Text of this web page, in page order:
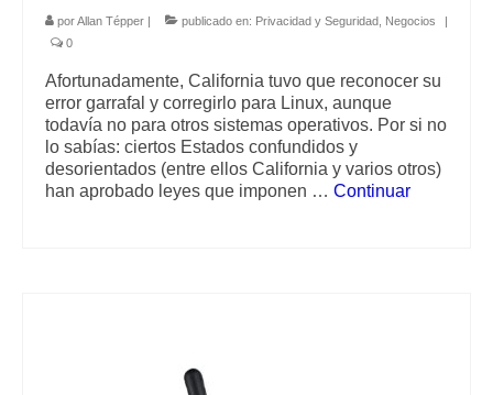
porAllan Tépper publicado en: Privacidad y Seguridad Negocios
0
Afortunadamente, California tuvo que reconocer su
error garrafal y corregirlo para Linux, aunque
todavía no para otros sistemas operativos. Por si no
lo sabías: ciertos Estados confundidos y
desorientados (entre ellos California y varios otros)
han aprobado leyes que imponen … Continuar